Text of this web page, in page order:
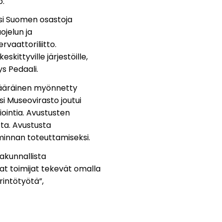
Suomen osastoja
ja
järjestöille,
Pedaali.
myönnetty
Museovirasto joutui
Avustusten
Avustusta
toteuttamiseksi.
toimijat tekevät omalla